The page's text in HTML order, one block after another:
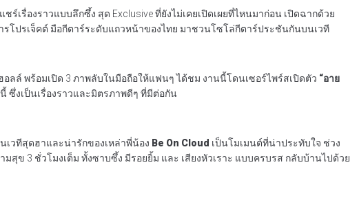
ร์เรื่องราวแบบลึกซึ้ง สุด Exclusive ที่ยังไม่เคยเปิดเผยที่ไหนมาก่อน เปิดฉากด้วย
รโปรเจ็คต์ มือกีตาร์ระดับแถวหน้าของไทย มาชวนโซโล่กีตาร์ประชันกันบนเวที
ลล์ พร้อมเปิด 3 ภาพลับในมือถือให้แฟนๆ ได้ชม งานนี้โดนเซอร์ไพร์สเปิดตัว “อาย
ซึ่งเป็นเรื่องราวและมิตรภาพดีๆ ที่มีต่อกัน
เวทีสุดฮาและน่ารักของเหล่าพี่น้อง Be On Cloud เป็นโมเมนต์ที่น่าประทับใจ ช่วง
ข 3 ชั่วโมงเต็ม ทั้งซาบซึ้ง มีรอยยิ้ม และ เสียงหัวเราะ แบบครบรส กลับบ้านไปด้วย